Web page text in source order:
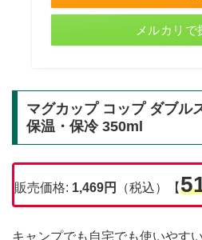
メルカリで
マグカップ コップ ダブル
保温・保冷 350ml
販売価格: 1,469円 （税込）【
キャンプでも自宅でも使いやす